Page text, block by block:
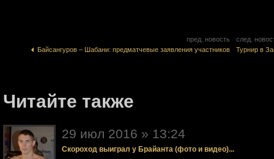
пред. новость
Байсангуров – Шабани: предматчевые заявления участников
след.
Турнир в
Читайте также
29 июл 2016 » 13:24
Скороход выиграл у Брайанта (фото и видео)...